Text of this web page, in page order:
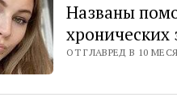
Названы
хронических
ОТ ГЛАВРЕД В 10